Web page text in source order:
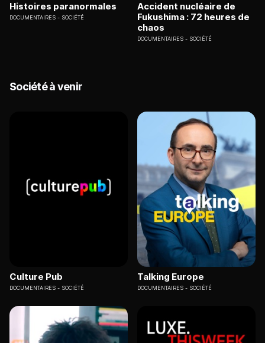
Histoires paranormales
DOCUMENTAIRES SOCIÉTÉ
Accident nucléaire de
Fukushima : 72 heures de
chaos
DOCUMENTAIRES SOCIÉTÉ
Société à venir
Culture Pub
DOCUMENTAIRES SOCIÉTÉ
Talking Europe
DOCUMENTAIRES SOCIÉTÉ